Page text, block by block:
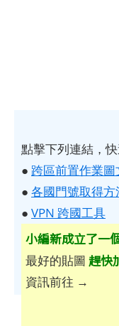
點擊下列連結，
● 跨區前置作業圖
● 各國門號取得方
● VPN 跨國工具
小編新成立了一
趕快
最好的貼圖
資訊前往 →